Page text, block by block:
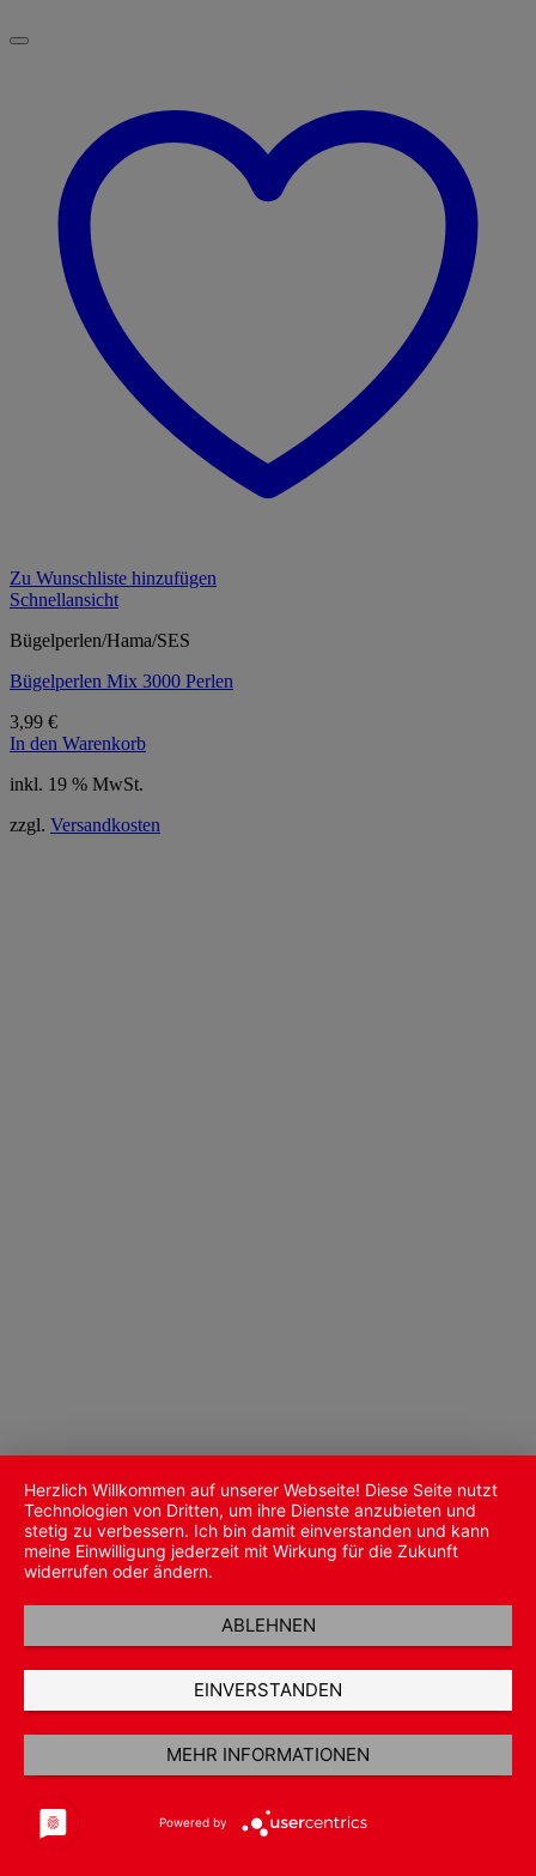
Zu Wunschliste hinzufügen
Schnellansicht
Bügelperlen/Hama/SES
Bügelperlen Mix 3000 Perlen
3,99 €
In den Warenkorb
inkl. 19 % MwSt.
zzgl. Versandkosten
Herzlich Willkommen auf unserer Webseite! Diese Seite nutzt
Technologien von Dritten, um ihre Dienste anzubieten und
stetig zu verbessern. Ich bin damit einverstanden und kann
meine Einwilligung jederzeit mit Wirkung für die Zukunft
widerrufen oder ändern.
ABLEHNEN
EINVERSTANDEN
MEHR INFORMATIONEN
Powered by